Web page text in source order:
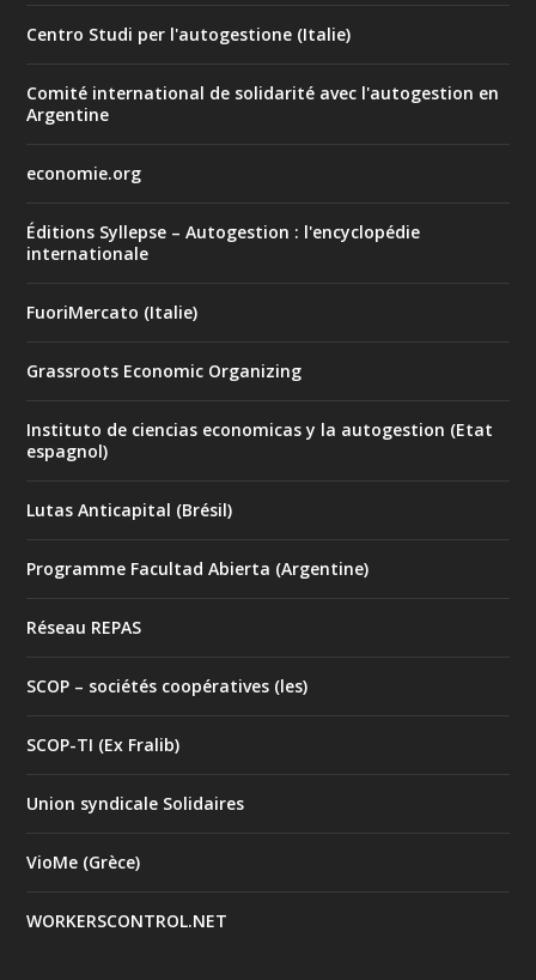
Centro Studi per l'autogestione (Italie)
Comité international de solidarité avec l'autogestion en
Argentine
economie.org
Éditions Syllepse – Autogestion : l'encyclopédie
internationale
FuoriMercato (Italie)
Grassroots Economic Organizing
Instituto de ciencias economicas y la autogestion (Etat
espagnol)
Lutas Anticapital (Brésil)
Programme Facultad Abierta (Argentine)
Réseau REPAS
SCOP – sociétés coopératives (les)
SCOP-TI (Ex Fralib)
Union syndicale Solidaires
VioMe (Grèce)
WORKERSCONTROL.NET